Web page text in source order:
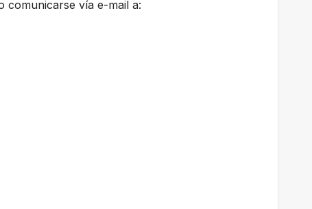
comunicarse vía e-mail a: